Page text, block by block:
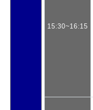
15:30~16:15